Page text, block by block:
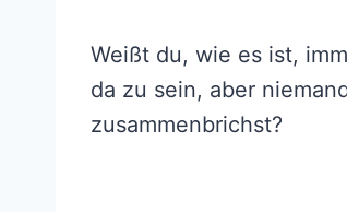
Weißt du, wie es ist,
da zu sein, aber
zusammenbrichst?